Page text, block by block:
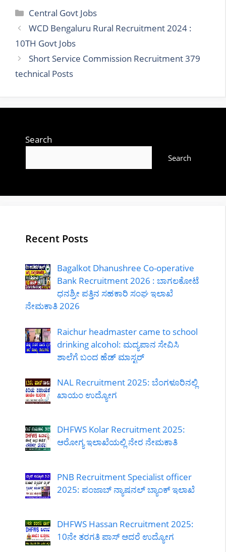
Categories
Central Govt Jobs
WCD Bengaluru Rural Recruitment 2024 :
10TH Govt Jobs
Short Service Commission Recruitment 379
technical Posts
Search
Search
Recent Posts
Bagalkot Dhanushree Co-operative
Bank Recruitment 2026 : ಬಾಗಲಕೋಟೆ
ಧನಶ್ರೀ ಪತ್ತಿನ ಸಹಕಾರಿ ಸಂಘ ಇಲಾಖೆ
ನೇಮಕಾತಿ 2026
Raichur headmaster came to school
drinking alcohol: ಮದ್ಯಪಾನ ಸೇವಿಸಿ
ಶಾಲೆಗೆ ಬಂದ ಹೆಡ್ ಮಾಸ್ಟರ್
NAL Recruitment 2025: ಬೆಂಗಳೂರಿನಲ್ಲಿ
ಖಾಯಂ ಉದ್ಯೋಗ
DHFWS Kolar Recruitment 2025:
ಆರೋಗ್ಯ ಇಲಾಖೆಯಲ್ಲಿ ನೇರ ನೇಮಕಾತಿ
PNB Recruitment Specialist officer
2025: ಪಂಜಾಬ್ ನ್ಯಾಷನಲ್ ಬ್ಯಾಂಕ್ ಇಲಾಖೆ
DHFWS Hassan Recruitment 2025:
10ನೇ ತರಗತಿ ಪಾಸ್ ಆದರೆ ಉದ್ಯೋಗ